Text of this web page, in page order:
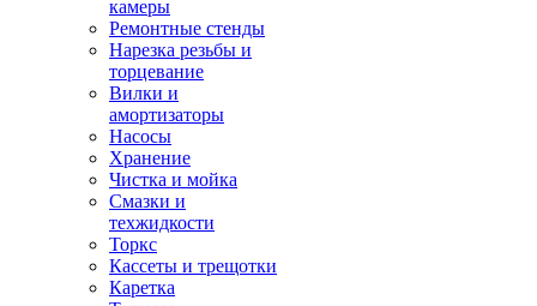
камеры
Ремонтные стенды
Нарезка резьбы и
торцевание
Вилки и
амортизаторы
Насосы
Хранение
Чистка и мойка
Смазки и
техжидкости
Торкс
Кассеты и трещотки
Каретка